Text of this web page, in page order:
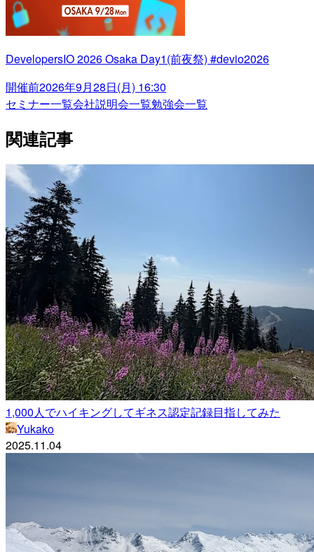
DevelopersIO 2026 Osaka Day1(前夜祭) #devio2026
開催前2026年9月28日(月) 16:30
セミナー一覧会社説明会一覧勉強会一覧
関連記事
1,000人でハイキングしてギネス認定記録目指してみた
Yukako
2025.11.04